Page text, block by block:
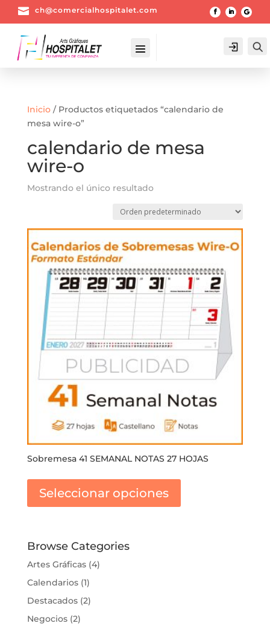
 ch@comercialhospitalet.com
Login
Inicio/ Productos etiquetados “calendario de
mesa wire-o”
calendario de mesa
wire-o
Mostrando el único resultado
Sobremesa 41 SEMANAL NOTAS 27 HOJAS
Seleccionar opciones
Browse Categories
Artes Gráficas(4)
Calendarios(1)
Destacados(2)
Negocios(2)